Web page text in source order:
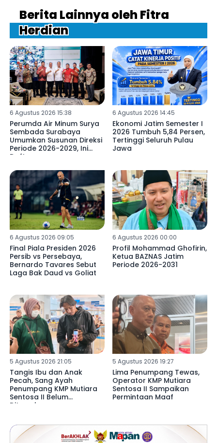
Berita Lainnya oleh Fitra
Herdian
6 Agustus 2026 15:38
Perumda Air Minum Surya
Sembada Surabaya
Umumkan Susunan Direksi
Periode 2026-2029, Ini
Daftarnya
6 Agustus 2026 14:45
Ekonomi Jatim Semester I
2026 Tumbuh 5,84 Persen,
Tertinggi Seluruh Pulau
Jawa
6 Agustus 2026 09:05
Final Piala Presiden 2026
Persib vs Persebaya,
Bernardo Tavares Sebut
Laga Bak Daud vs Goliat
6 Agustus 2026 00:00
Profil Mohammad Ghofirin,
Ketua BAZNAS Jatim
Periode 2026-2031
5 Agustus 2026 21:05
Tangis Ibu dan Anak
Pecah, Sang Ayah
Penumpang KMP Mutiara
Sentosa II Belum
Ditemukan
5 Agustus 2026 19:27
Lima Penumpang Tewas,
Operator KMP Mutiara
Sentosa II Sampaikan
Permintaan Maaf